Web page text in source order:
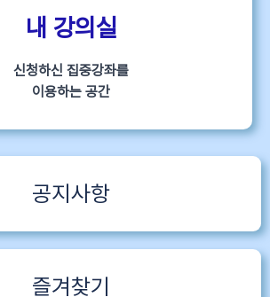
내 강의실
신청하신 집중강좌를
이용하는 공간
공지사항
즐겨찾기